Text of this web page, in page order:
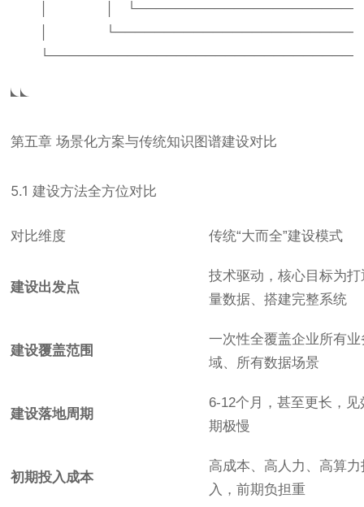
│              │   └─────────────────────────┘
│
第五章 场景化方案与传统知识图谱建设对比
5.1 建设方法全方位对比
对比维度 传统“大而全”建设模式
建设出发点
技术驱动，核心目标为
量数据、搭建完整系统
建设覆盖范围
一次性全覆盖企业所有
域、所有数据场景
建设落地周期
6-12个月，甚至更长，见
期极慢
初期投入成本
高成本、高人力、高算力
入，前期负担重